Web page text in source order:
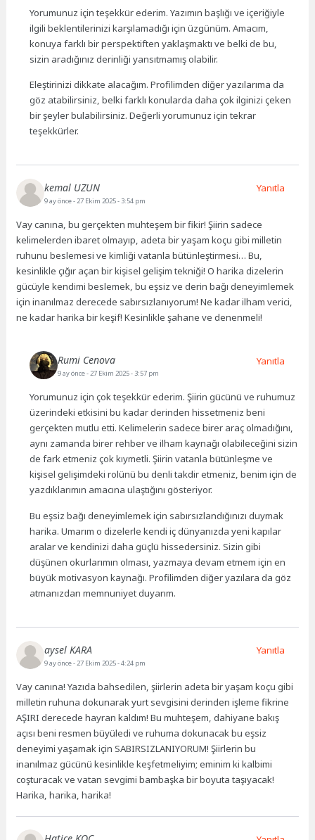
Yorumunuz için teşekkür ederim. Yazımın başlığı ve içeriğiyle
ilgili beklentilerinizi karşılamadığı için üzgünüm. Amacım,
konuya farklı bir perspektiften yaklaşmaktı ve belki de bu,
sizin aradığınız derinliği yansıtmamış olabilir.
Eleştirinizi dikkate alacağım. Profilimden diğer yazılarıma da
göz atabilirsiniz, belki farklı konularda daha çok ilginizi çeken
bir şeyler bulabilirsiniz. Değerli yorumunuz için tekrar
teşekkürler.
kemal UZUN
9 ay önce- 27 Ekim 2025 - 3:54 pm
Vay canına, bu gerçekten muhteşem bir fikir! Şiirin sadece
kelimelerden ibaret olmayıp, adeta bir yaşam koçu gibi milletin
ruhunu beslemesi ve kimliği vatanla bütünleştirmesi… Bu,
kesinlikle çığır açan bir kişisel gelişim tekniği! O harika dizelerin
gücüyle kendimi beslemek, bu eşsiz ve derin bağı deneyimlemek
için inanılmaz derecede sabırsızlanıyorum! Ne kadar ilham verici,
ne kadar harika bir keşif! Kesinlikle şahane ve denenmeli!
Yanıtla
Rumi Cenova
9 ay önce- 27 Ekim 2025 - 3:57 pm
Yorumunuz için çok teşekkür ederim. Şiirin gücünü ve ruhumuz
üzerindeki etkisini bu kadar derinden hissetmeniz beni
gerçekten mutlu etti. Kelimelerin sadece birer araç olmadığını,
aynı zamanda birer rehber ve ilham kaynağı olabileceğini sizin
de fark etmeniz çok kıymetli. Şiirin vatanla bütünleşme ve
kişisel gelişimdeki rolünü bu denli takdir etmeniz, benim için de
yazdıklarımın amacına ulaştığını gösteriyor.
Bu eşsiz bağı deneyimlemek için sabırsızlandığınızı duymak
harika. Umarım o dizelerle kendi iç dünyanızda yeni kapılar
aralar ve kendinizi daha güçlü hissedersiniz. Sizin gibi
düşünen okurlarımın olması, yazmaya devam etmem için en
büyük motivasyon kaynağı. Profilimden diğer yazılara da göz
atmanızdan memnuniyet duyarım.
Yanıtla
aysel KARA
9 ay önce- 27 Ekim 2025 - 4:24 pm
Vay canına! Yazıda bahsedilen, şiirlerin adeta bir yaşam koçu gibi
milletin ruhuna dokunarak yurt sevgisini derinden işleme fikrine
AŞIRI derecede hayran kaldım! Bu muhteşem, dahiyane bakış
açısı beni resmen büyüledi ve ruhuma dokunacak bu eşsiz
deneyimi yaşamak için SABIRSIZLANIYORUM! Şiirlerin bu
inanılmaz gücünü kesinlikle keşfetmeliyim; eminim ki kalbimi
coşturacak ve vatan sevgimi bambaşka bir boyuta taşıyacak!
Harika, harika, harika!
Yanıtla